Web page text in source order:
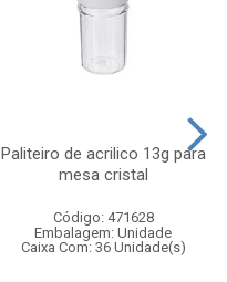
Paliteiro de acrilico 13g para
mesa cristal
Código: 471628
Embalagem: Unidade
Caixa Com: 36 Unidade(s)